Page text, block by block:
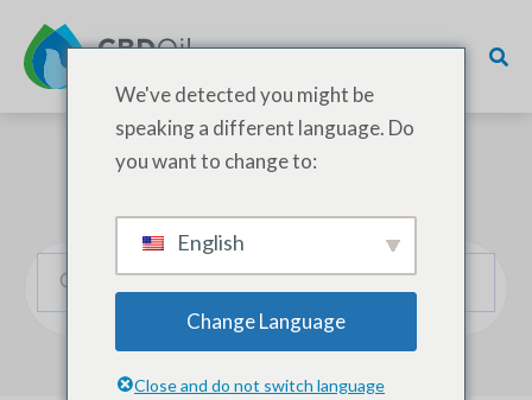
We've detected you might be
speaking a different language. Do
you want to change to:
English
Change Language
Close and do not switch language